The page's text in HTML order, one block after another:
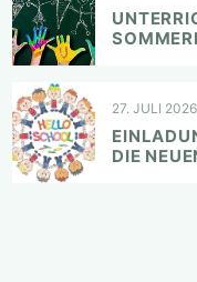
27. JULI 2026
DIE